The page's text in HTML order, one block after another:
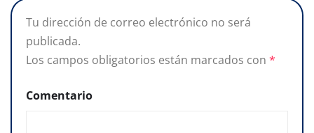
Tu dirección de correo electrónico no será
publicada.
Los campos obligatorios están marcados con *
Comentario